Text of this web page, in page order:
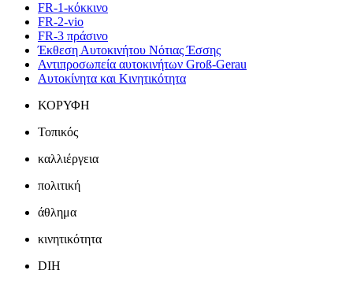
FR-1-κόκκινο
FR-2-vio
FR-3 πράσινο
Έκθεση Αυτοκινήτου Νότιας Έσσης
Αντιπροσωπεία αυτοκινήτων Groß-Gerau
Αυτοκίνητα και Κινητικότητα
ΚΟΡΥΦΗ
Τοπικός
καλλιέργεια
πολιτική
άθλημα
κινητικότητα
DIH